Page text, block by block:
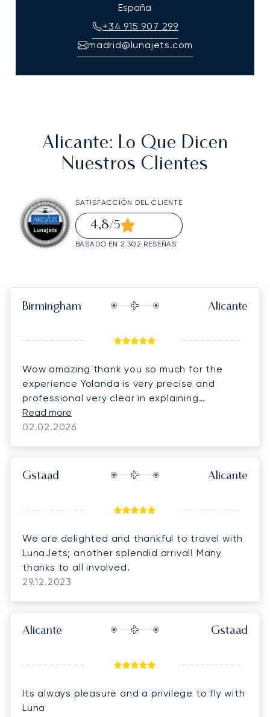
España
+34 915 907 299
madrid@lunajets.com
Alicante: Lo Que Dicen
Nuestros Clientes
SATISFACCIÓN DEL CLIENTE
4,8/5
BASADO EN 2.302 RESEÑAS
Birmingham Alicante
Wow amazing thank you so much for the
experience Yolanda is very precise and
professional very clear in explaining
everything making it so easy to book and fill
in forms we have already recommended the
thank you again so much HIGHLY RECOMMEND
5 STARS. Philip,Linda and our 5 dachshunds.
Read more
02.02.2026
Gstaad Alicante
We are delighted and thankful to travel with
LunaJets; another splendid arrival! Many
thanks to all involved.
29.12.2023
Alicante Gstaad
Its always pleasure and a privilege to fly with
Luna